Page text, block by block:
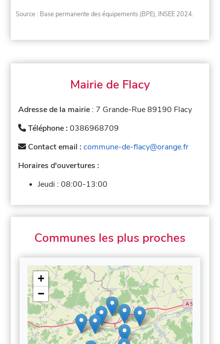
Source : Base permanente des équipements (BPE), INSEE 2024.
Mairie de Flacy
Adresse de la mairie : 7 Grande-Rue 89190 Flacy
Téléphone :0386968709
Contact email :commune-de-flacy@orange.fr
Horaires d'ouvertures :
Jeudi :08:00-13:00
Communes les plus proches
+
−